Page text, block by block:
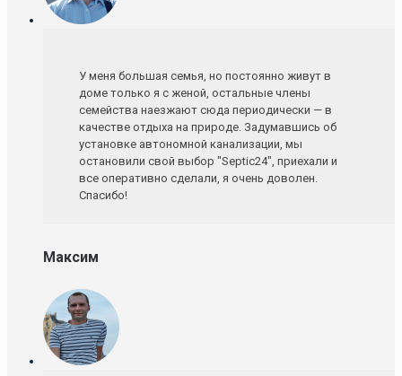
У меня большая семья, но постоянно живут в
доме только я с женой, остальные члены
семейства наезжают сюда периодически — в
качестве отдыха на природе. Задумавшись об
установке автономной канализации, мы
остановили свой выбор "Septic24", приехали и
все оперативно сделали, я очень доволен.
Спасибо!
Максим